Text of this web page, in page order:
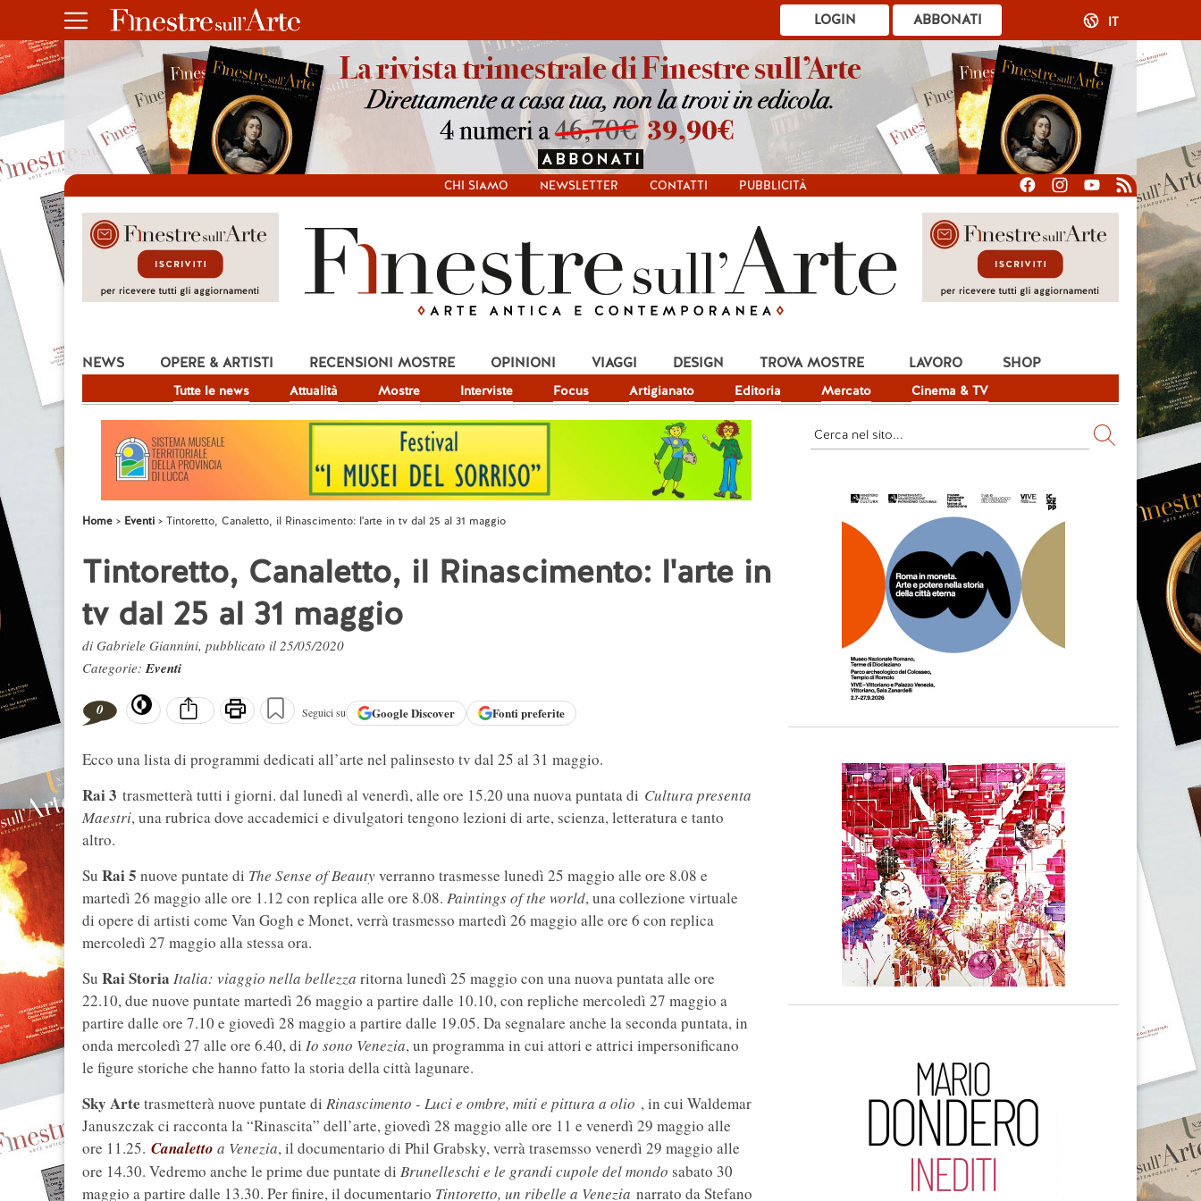
ABBONATI
LOGIN IT
CHI SIAMO NEWSLETTER CONTATTI PUBBLICITÀ
NEWS
Tutte le news Attualità Mostre Interviste Focus Artigianato Editoria Mercato Cinema & TV
OPERE & ARTISTI RECENSIONI MOSTRE OPINIONI VIAGGI DESIGN TROVA MOSTRE LAVORO SHOP
Home Eventi Tintoretto, Canaletto, il Rinascimento: l'arte in tv dal 25 al 31 maggio
Tintoretto, Canaletto, il Rinascimento: l'arte in
tv dal 25 al 31 maggio
di Gabriele Giannini, pubblicato il 25/05/2020
Categorie:Eventi
0 Seguici su GoogleDiscover Fonti preferite
Ecco una lista di programmi dedicati all’arte nel palinsesto tv dal 25 al 31 maggio.
Rai 3 trasmetterà tutti i giorni. dal lunedì al venerdì, alle ore 15.20 una nuova puntata di Cultura presenta
Maestri, una rubrica dove accademici e divulgatori tengono lezioni di arte, scienza, letteratura e tanto
altro.
Su Rai 5 nuove puntate di The Sense of Beautyverranno trasmesse lunedì 25 maggio alle ore 8.08 e
martedì 26 maggio alle ore 1.12 con replica alle ore 8.08. Paintings of the world, una collezione virtuale
di opere di artisti come Van Gogh e Monet, verrà trasmesso martedì 26 maggio alle ore 6 con replica
mercoledì 27 maggio alla stessa ora.
Su Rai Storia Italia: viaggio nella bellezza ritorna lunedì 25 maggio con una nuova puntata alle ore
22.10, due nuove puntate martedì 26 maggio a partire dalle 10.10, con repliche mercoledì 27 maggio a
partire dalle ore 7.10 e giovedì 28 maggio a partire dalle 19.05. Da segnalare anche la seconda puntata, in
onda mercoledì 27 alle ore 6.40, di Io sono Venezia, un programma in cui attori e attrici impersonificano
le figure storiche che hanno fatto la storia della città lagunare.
Sky Arte trasmetterà nuove puntate di Rinascimento - Luci e ombre, miti e pittura a olio , in cui Waldemar
Januszczak ci racconta la “Rinascita” dell’arte, giovedì 28 maggio alle ore 11 e venerdì 29 maggio alle
ore 11.25. Canaletto a Venezia, il documentario di Phil Grabsky, verrà trasemsso venerdì 29 maggio alle
ore 14.30. Vedremo anche le prime due puntate di Brunelleschi e le grandi cupole del mondo sabato 30
maggio a partire dalle 13.30. Per finire, il documentario Tintoretto, un ribelle a Venezia narrato da Stefano